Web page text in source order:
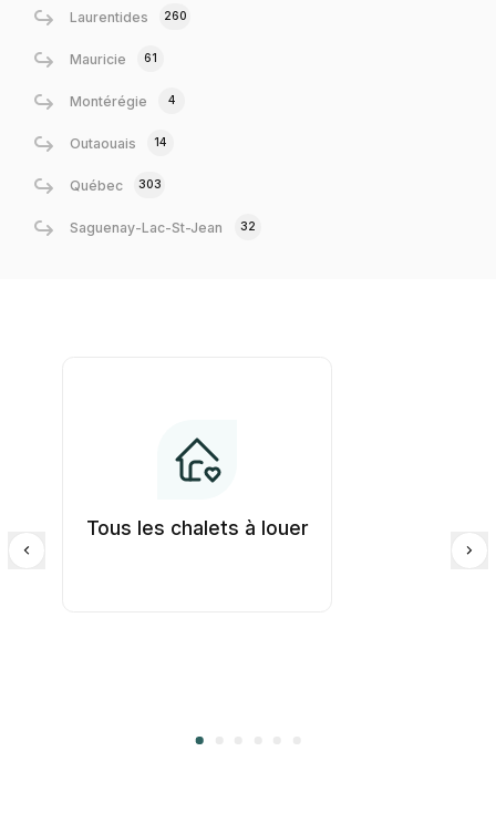
Laurentides 260
Mauricie 61
Montérégie 4
Outaouais 14
Québec 303
Saguenay-Lac-St-Jean 32
Tous les chalets à louer